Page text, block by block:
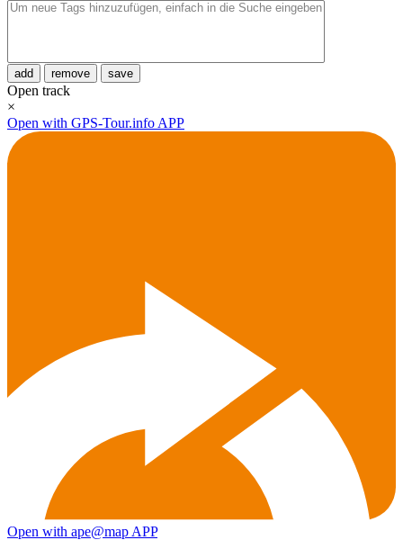
add remove save
Open track
×
Open with GPS-Tour.info APP
Open with ape@map APP